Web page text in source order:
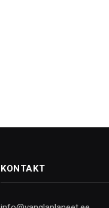
KONTAKT